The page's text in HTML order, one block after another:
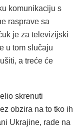
komunikaciju s
rasprave sa
je za televizijski
u tom slučaju
a treće će
skrenuti
obzira na to tko ih
Ukrajine, rade na